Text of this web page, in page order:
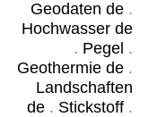
Geodaten de.
Hochwasser de
. Pegel .
Geothermie de.
Landschaften
de. Stickstoff.